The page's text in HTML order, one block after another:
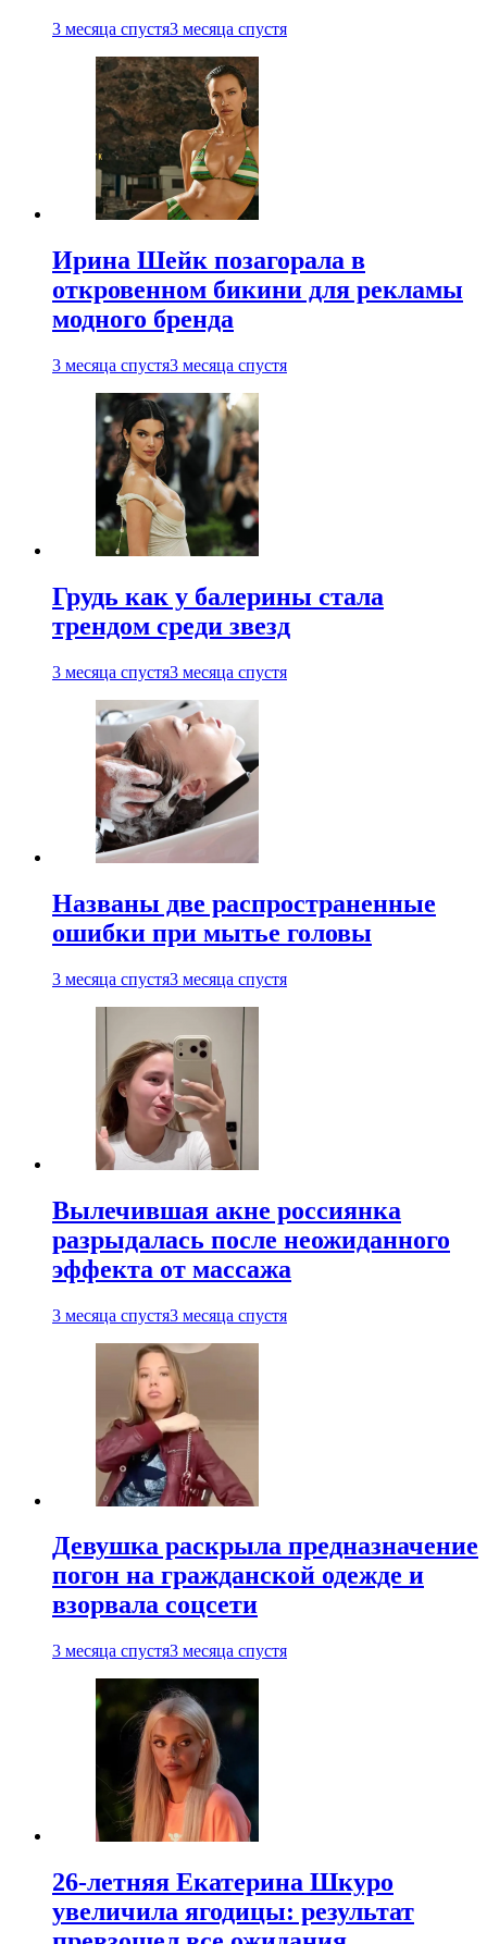
3 месяца спустя3 месяца спустя
Ирина Шейк позагорала в
откровенном бикини для рекламы
модного бренда
3 месяца спустя3 месяца спустя
Грудь как у балерины стала
трендом среди звезд
3 месяца спустя3 месяца спустя
Названы две распространенные
ошибки при мытье головы
3 месяца спустя3 месяца спустя
Вылечившая акне россиянка
разрыдалась после неожиданного
эффекта от массажа
3 месяца спустя3 месяца спустя
Девушка раскрыла предназначение
погон на гражданской одежде и
взорвала соцсети
3 месяца спустя3 месяца спустя
26-летняя Екатерина Шкуро
увеличила ягодицы: результат